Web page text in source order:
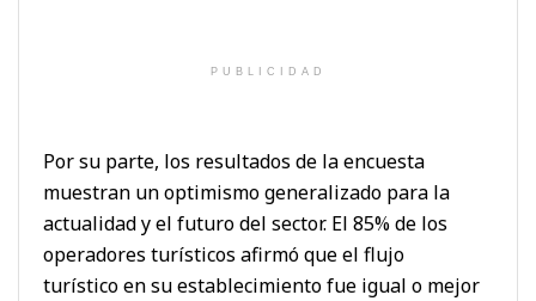
PUBLICIDAD
Por su parte, los resultados de la encuesta
muestran un optimismo generalizado para la
actualidad y el futuro del sector. El 85% de los
operadores turísticos afirmó que el flujo
turístico en su establecimiento fue igual o mejor